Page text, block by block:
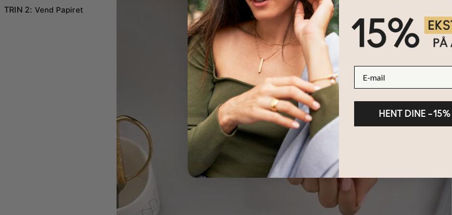
TRIN 2: Vend Papiret
HENT DINE –15%